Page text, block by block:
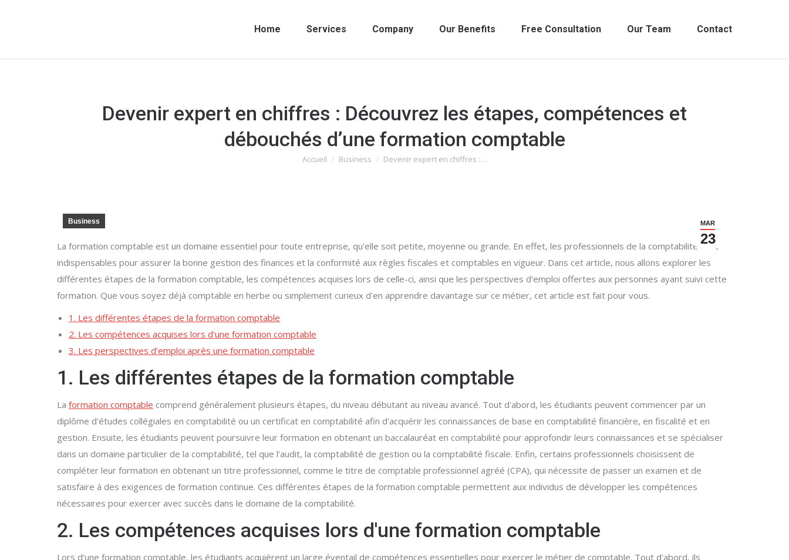
Home Services Company Our Benefits Free Consultation Our Team Contact
Devenir expert en chiffres : Découvrez les étapes, compétences et
débouchés d’une formation comptable
Vous êtes ici :
Accueil Business Devenir expert en chiffres :…
MAR
23
Business
La formation comptable est un domaine essentiel pour toute entreprise, qu'elle soit petite, moyenne ou grande. En effet, les professionnels de la comptabilité sont
indispensables pour assurer la bonne gestion des finances et la conformité aux règles fiscales et comptables en vigueur. Dans cet article, nous allons explorer les
différentes étapes de la formation comptable, les compétences acquises lors de celle-ci, ainsi que les perspectives d'emploi offertes aux personnes ayant suivi cette
formation. Que vous soyez déjà comptable en herbe ou simplement curieux d'en apprendre davantage sur ce métier, cet article est fait pour vous.
1. Les différentes étapes de la formation comptable
2. Les compétences acquises lors d'une formation comptable
3. Les perspectives d'emploi après une formation comptable
1. Les différentes étapes de la formation comptable
La formation comptable comprend généralement plusieurs étapes, du niveau débutant au niveau avancé. Tout d'abord, les étudiants peuvent commencer par un
diplôme d'études collégiales en comptabilité ou un certificat en comptabilité afin d'acquérir les connaissances de base en comptabilité financière, en fiscalité et en
gestion. Ensuite, les étudiants peuvent poursuivre leur formation en obtenant un baccalauréat en comptabilité pour approfondir leurs connaissances et se spécialiser
dans un domaine particulier de la comptabilité, tel que l'audit, la comptabilité de gestion ou la comptabilité fiscale. Enfin, certains professionnels choisissent de
compléter leur formation en obtenant un titre professionnel, comme le titre de comptable professionnel agréé (CPA), qui nécessite de passer un examen et de
satisfaire à des exigences de formation continue. Ces différentes étapes de la formation comptable permettent aux individus de développer les compétences
nécessaires pour exercer avec succès dans le domaine de la comptabilité.
2. Les compétences acquises lors d'une formation comptable
Lors d'une formation comptable, les étudiants acquièrent un large éventail de compétences essentielles pour exercer le métier de comptable. Tout d'abord, ils